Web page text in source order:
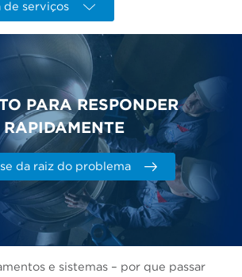
de serviços
PARA RESPONDER
RAPIDAMENTE
da raiz do problema
e sistemas – por que passar